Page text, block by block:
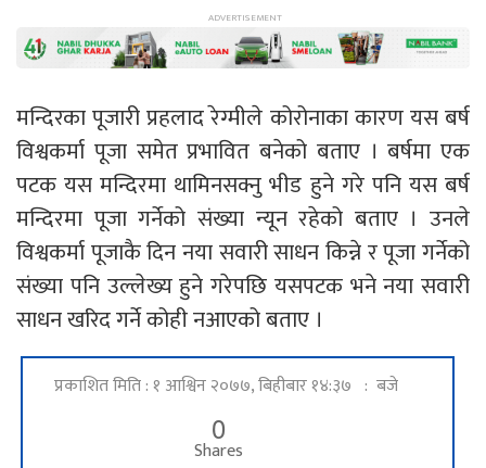
मन्दिरका पूजारी प्रहलाद रेग्मीले कोरोनाका कारण यस बर्ष
विश्वकर्मा पूजा समेत प्रभावित बनेको बताए । बर्षमा एक
पटक यस मन्दिरमा थामिनसक्नु भीड हुने गरे पनि यस बर्ष
मन्दिरमा पूजा गर्नेको संख्या न्यून रहेको बताए । उनले
विश्वकर्मा पूजाकै दिन नया सवारी साधन किन्ने र पूजा गर्नेको
संख्या पनि उल्लेख्य हुने गरेपछि यसपटक भने नया सवारी
साधन खरिद गर्ने कोही नआएको बताए ।
प्रकाशित मिति : १ आश्विन २०७७, बिहीबार १४:३७ : बजे
0
Shares